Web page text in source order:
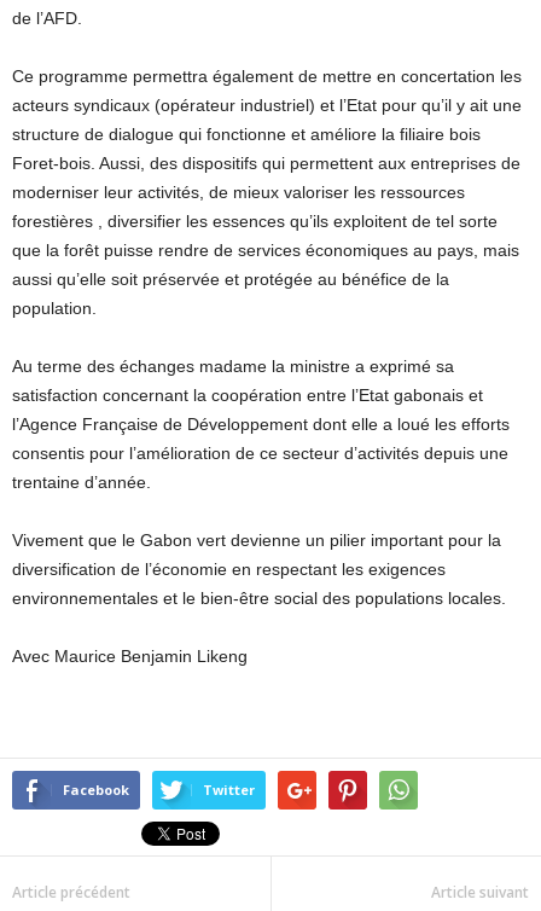
de l’AFD.
Ce programme permettra également de mettre en concertation les
acteurs syndicaux (opérateur industriel) et l’Etat pour qu’il y ait une
structure de dialogue qui fonctionne et améliore la filiaire bois
Foret-bois. Aussi, des dispositifs qui permettent aux entreprises de
moderniser leur activités, de mieux valoriser les ressources
forestières , diversifier les essences qu’ils exploitent de tel sorte
que la forêt puisse rendre de services économiques au pays, mais
aussi qu’elle soit préservée et protégée au bénéfice de la
population.
Au terme des échanges madame la ministre a exprimé sa
satisfaction concernant la coopération entre l’Etat gabonais et
l’Agence Française de Développement dont elle a loué les efforts
consentis pour l’amélioration de ce secteur d’activités depuis une
trentaine d’année.
Vivement que le Gabon vert devienne un pilier important pour la
diversification de l’économie en respectant les exigences
environnementales et le bien-être social des populations locales.
Avec Maurice Benjamin Likeng
Facebook Twitter
Article précédent Article suivant